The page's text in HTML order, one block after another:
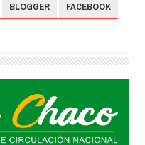
BLOGGER FACEBOOK